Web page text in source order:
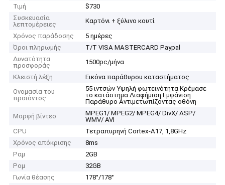
Τιμή
$730
Συσκευασία
λεπτομέρειες
Καρτόνι + ξύλινο κουτί
Χρόνος παράδοσης
5 ημέρες
Όροι πληρωμής
T/T VISA MASTERCARD Paypal
Δυνατότητα
προσφοράς
1500pc/μήνα
Κλειστή λέξη
Εικόνα παράθυρου καταστήματος
Ονομασία του
προϊόντος
55 ιντσών Υψηλή φωτεινότητα Κρέμασε
το κατάστημα Διαφήμιση Εμφάνιση
Παράθυρο Αντιμετωπίζοντας οθόνη
Μορφή βίντεο
MPEG1/ MPEG2/ MPEG4/ DivX/ ASP/
WMV/ AVI
CPU
Τετραπυρηνή Cortex-A17, 1,8GHz
Χρόνος απόκρισης
8ms
Ραμ
2GB
Ρομ
32GB
Γωνία θέασης
178°/178°